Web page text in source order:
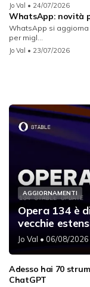
Jo Val • 24/07/2026
WhatsApp: novità
WhatsApp si
per migl...
Jo Val • 23/07/2026
AGGIORNAMENTI
Opera 134 è
vecchie
Jo Val • 06/08/2026
Adesso hai 70
ChatGPT